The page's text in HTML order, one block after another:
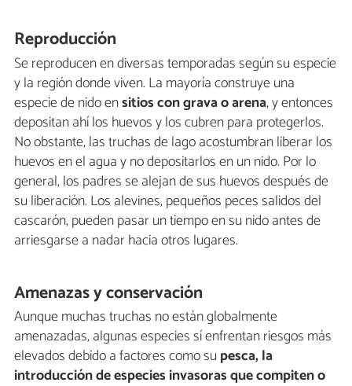
Reproducción
Se reproducen en diversas temporadas según su especie
y la región donde viven. La mayoría construye una
especie de nido ensitios con grava o arena, y entonces
depositan ahí los huevos y los cubren para protegerlos.
No obstante, las truchas de lago acostumbran liberar los
huevos en el agua y no depositarlos en un nido. Por lo
general, los padres se alejan de sus huevos después de
su liberación. Los alevines, pequeños peces salidos del
cascarón, pueden pasar un tiempo en su nido antes de
arriesgarse a nadar hacia otros lugares.
Amenazas y conservación
Aunque muchas truchas no están globalmente
amenazadas, algunas especies sí enfrentan riesgos más
elevados debido a factores como supesca, la
introducción de especies invasoras que compiten o